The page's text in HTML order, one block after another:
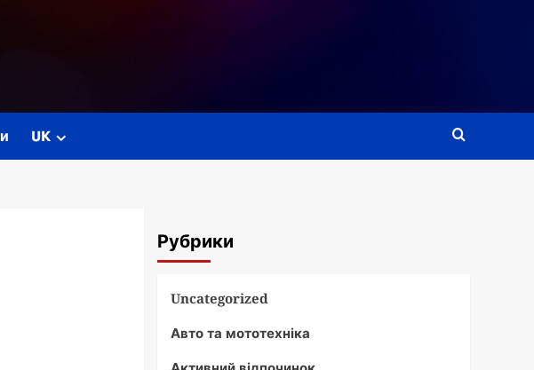
UK
Рубрики
Uncategorized
Авто та мототехніка